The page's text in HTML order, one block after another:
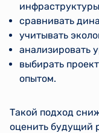
сравнивать
учитывать
анализировать
выбирать
опытом.
Такой подход
оценить будущий